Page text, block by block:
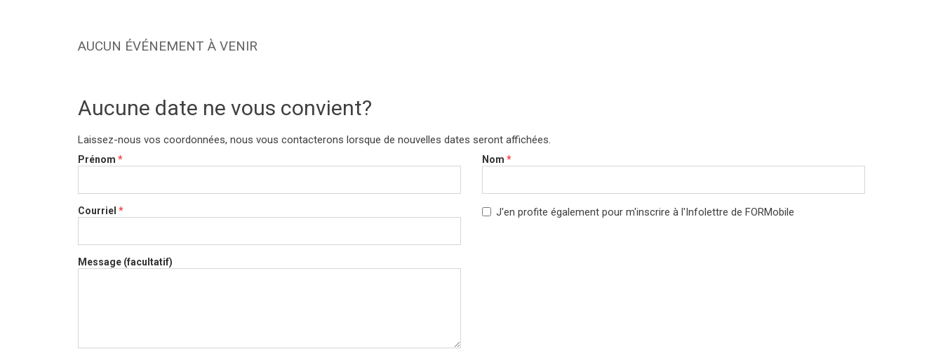
AUCUN ÉVÉNEMENT À VENIR
Aucune date ne vous convient?
Laissez-nous vos coordonnées, nous vous contacterons lorsque de nouvelles dates seront affichées.
Prénom * Nom *
Courriel * J'en profite également pour m'inscrire à l'Infolettre de FORMobile
Message (facultatif)